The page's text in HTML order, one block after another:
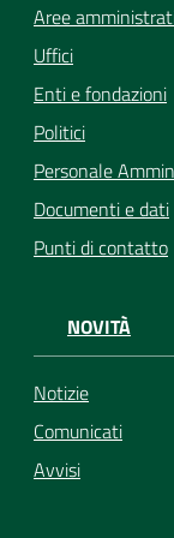
Aree
Uffici
Enti e fondazioni
Politici
Personale
Documenti e dati
Punti di contatto
NOVITÀ
Notizie
Comunicati
Avvisi